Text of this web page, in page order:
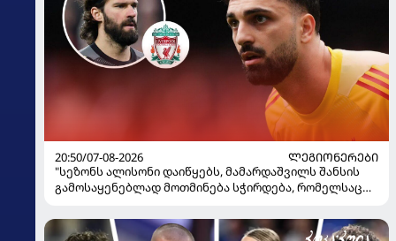
20:50/07-08-2026
ᲚᲔᲒᲘᲝᲜᲔᲠᲔᲑᲘ
"სეზონს ალისონი დაიწყებს, მამარდაშვილს შანსის
გამოსაყენებლად მოთმინება სჭირდება, რომელსაც
ყოფილმა მეკარემ